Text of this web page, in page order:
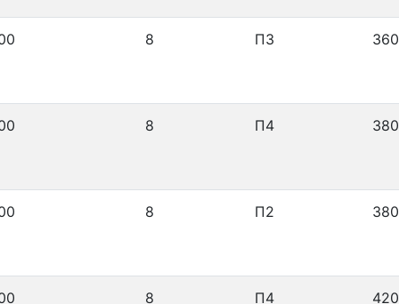
8 П3 360
8 П4 380
8 П2 380
8 П4 420